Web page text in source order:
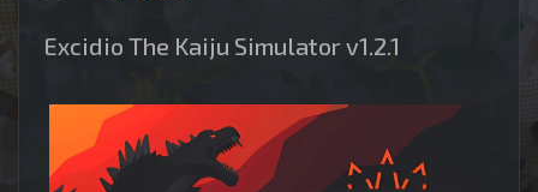
Excidio The Kaiju Simulator v1.2.1